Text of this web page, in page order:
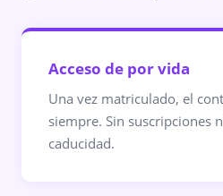
Acceso de por vida
Una vez matriculado, el
siempre. Sin suscripciones
caducidad.